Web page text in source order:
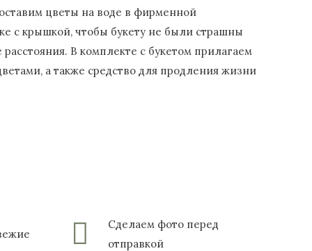
цветы на воде в фирменной
с крышкой, чтобы букету не были страшны
В комплекте с букетом прилагаем
а также средство для продления жизни
Сделаем фото перед
отправкой